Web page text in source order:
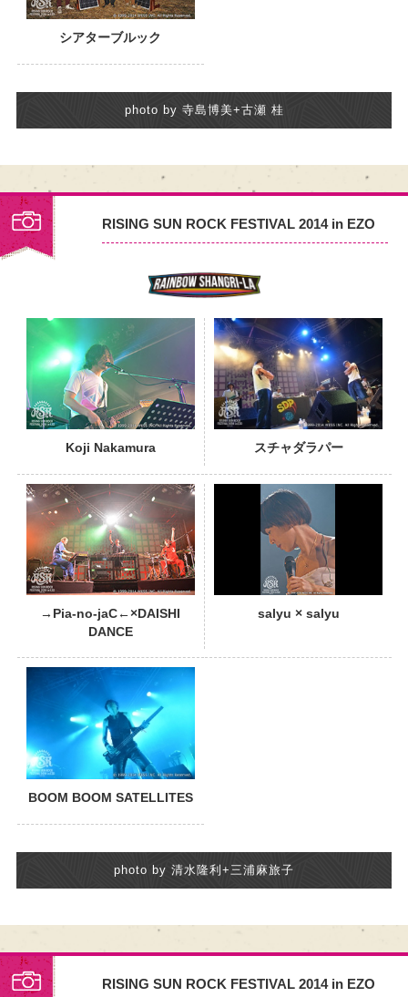
シアターブルック
photo by 寺島博美+古瀬 桂
RISING SUN ROCK FESTIVAL 2014 in EZO
Koji Nakamura スチャダラパー
PHOTO
→Pia-no-jaC←×DAISHI
DANCE
salyu × salyu
PHOTO
BOOM BOOM SATELLITES
photo by 清水隆利+三浦麻旅子
RISING SUN ROCK FESTIVAL 2014 in EZO